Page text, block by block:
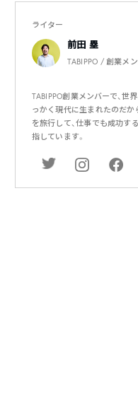
ライター
前田 塁
TABIPPO / 創業メ
TABIPPO創業メンバーで、世
っかく現代に生まれたのだか
を旅行して、仕事でも成功す
指しています。